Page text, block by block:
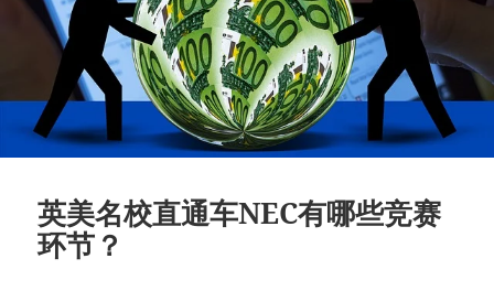
英美名校直通车NEC有哪些竞赛
环节？